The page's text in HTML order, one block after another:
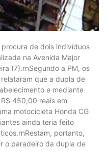
de dois indivíduos
na Avenida Major
(7).rnSegundo a PM, os
que a dupla de
e mediante
450,00 reais em
motocicleta Honda CG
ainda teria feito
portanto,
o paradeiro da dupla de